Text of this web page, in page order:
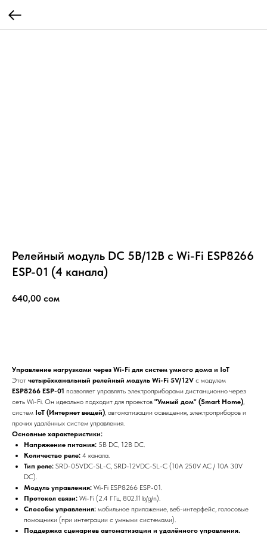
Релейный модуль DC 5В/12В с Wi-Fi ESP8266
ESP-01 (4 канала)
640,00 сом
Управление нагрузками через Wi-Fi для систем умного дома и IoT
Этот четырёхканальный релейный модуль Wi-Fi 5V/12V с модулем
ESP8266 ESP-01 позволяет управлять электроприборами дистанционно через
сеть Wi-Fi. Он идеально подходит для проектов "Умный дом" (Smart Home),
систем IoT (Интернет вещей), автоматизации освещения, электроприборов и
прочих удалённых систем управления.
Основные характеристики:
Напряжение питания: 5В DC, 12В DC.
Количество реле: 4 канала.
Тип реле: SRD-05VDC-SL-C, SRD-12VDC-SL-C (10A 250V AC / 10A 30V
DC).
Модуль управления: Wi-Fi ESP8266 ESP-01.
Протокол связи: Wi-Fi (2.4 ГГц, 802.11 b/g/n).
Способы управления: мобильное приложение, веб-интерфейс, голосовые
помощники (при интеграции с умными системами).
Поддержка сценариев автоматизации и удалённого управления.